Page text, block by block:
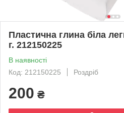
Пластична глина біла
г. 212150225
В наявності
Код: 212150225
Роздріб
200 ₴